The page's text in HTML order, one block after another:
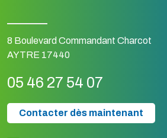
8 Boulevard Commandant Charcot
AYTRE 17440
05 46 27 54 07
Contacter dès maintenant